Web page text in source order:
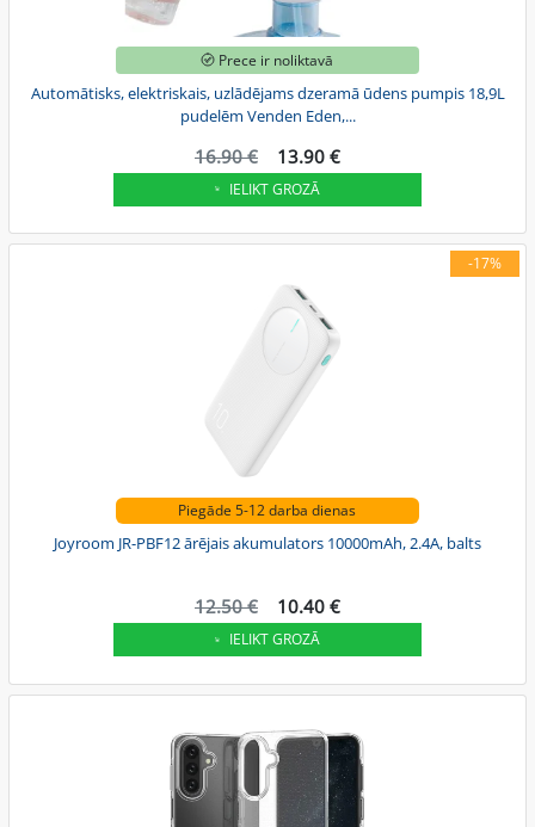
Prece ir noliktavā
Automātisks, elektriskais, uzlādējams dzeramā ūdens pumpis 18,9L
pudelēm Venden Eden,...
16.90 € 13.90 €
IELIKT GROZĀ
-17%
Piegāde 5-12 darba dienas
Joyroom JR-PBF12 ārējais akumulators 10000mAh, 2.4A, balts
12.50 € 10.40 €
IELIKT GROZĀ